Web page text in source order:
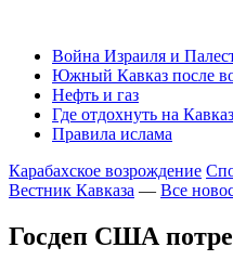
Война Израиля и
Южный Кавказ после
Нефть и газ
Где отдохнуть на
Правила ислама
Карабахское возрождение
Вестник Кавказа — Все
Госдеп США